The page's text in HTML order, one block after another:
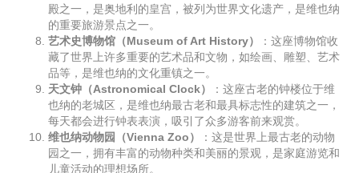
殿之一，是奥地利的皇宫，被列为世界文化遗产，是维也纳
的重要旅游景点之一。
艺术史博物馆（Museum of Art History）
：这座博物馆收
藏了世界上许多重要的艺术品和文物，如绘画、雕塑、艺术
品等，是维也纳的文化重镇之一。
天文钟（Astronomical Clock）
：这座古老的钟楼位于维
也纳的老城区，是维也纳最古老和最具标志性的建筑之一，
每天都会进行钟表表演，吸引了众多游客前来观赏。
维也纳动物园（Vienna Zoo）
：这是世界上最古老的动物
园之一，拥有丰富的动物种类和美丽的景观，是家庭游览和
儿童活动的理想场所。